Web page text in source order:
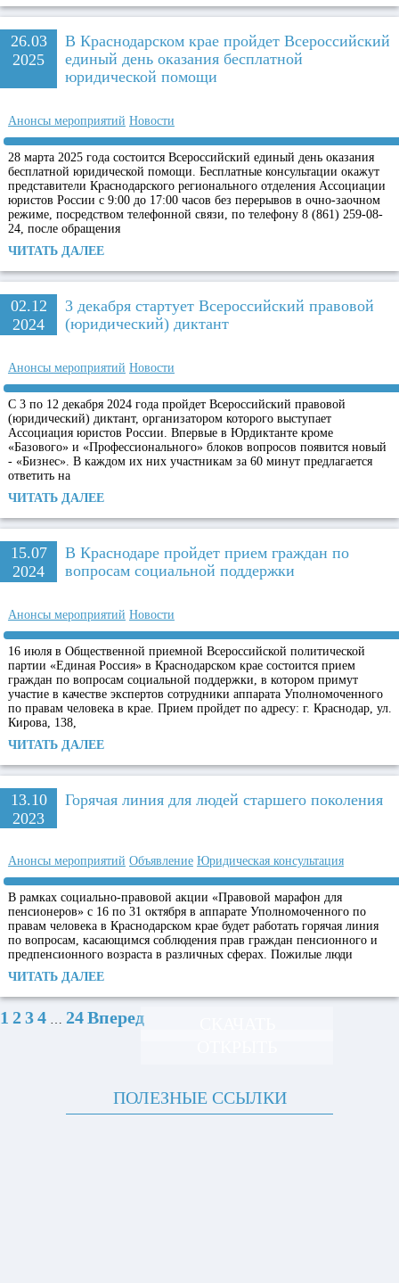
26.03
2025
В Краснодарском крае пройдет Всероссийский
единый день оказания бесплатной
юридической помощи
Анонсы мероприятий Новости
28 марта 2025 года состоится Всероссийский единый день оказания
бесплатной юридической помощи. Бесплатные консультации окажут
представители Краснодарского регионального отделения Ассоциации
юристов России с 9:00 до 17:00 часов без перерывов в очно-заочном
режиме, посредством телефонной связи, по телефону 8 (861) 259-08-
24, после обращения
ЧИТАТЬ ДАЛЕЕ
02.12
2024
3 декабря стартует Всероссийский правовой
(юридический) диктант
Анонсы мероприятий Новости
С 3 по 12 декабря 2024 года пройдет Всероссийский правовой
(юридический) диктант, организатором которого выступает
Ассоциация юристов России. Впервые в Юрдиктанте кроме
«Базового» и «Профессионального» блоков вопросов появится новый
- «Бизнес». В каждом их них участникам за 60 минут предлагается
ответить на
ЧИТАТЬ ДАЛЕЕ
15.07
2024
В Краснодаре пройдет прием граждан по
вопросам социальной поддержки
Анонсы мероприятий Новости
16 июля в Общественной приемной Всероссийской политической
партии «Единая Россия» в Краснодарском крае состоится прием
граждан по вопросам социальной поддержки, в котором примут
участие в качестве экспертов сотрудники аппарата Уполномоченного
по правам человека в крае. Прием пройдет по адресу: г. Краснодар, ул.
Кирова, 138,
ЧИТАТЬ ДАЛЕЕ
13.10
2023
Горячая линия для людей старшего поколения
Анонсы мероприятий Объявление Юридическая консультация
В рамках социально-правовой акции «Правовой марафон для
пенсионеров» с 16 по 31 октября в аппарате Уполномоченного по
правам человека в Краснодарском крае будет работать горячая линия
по вопросам, касающимся соблюдения прав граждан пенсионного и
предпенсионного возраста в различных сферах. Пожилые люди
ЧИТАТЬ ДАЛЕЕ
1 234 24Вперед
ПОЛЕЗНЫЕ ССЫЛКИ